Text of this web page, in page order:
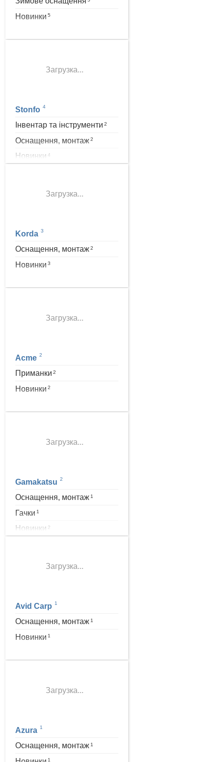
Новинки 5
Загрузка...
Stonfo 4
Інвентар та інструменти 2
Оснащення, монтаж2
Новинки 4
Загрузка...
Korda 3
Оснащення, монтаж2
Новинки 3
Загрузка...
Acme 2
Приманки 2
Новинки 2
Загрузка...
Gamakatsu 2
Оснащення, монтаж 1
Гачки 1
Новинки 2
Загрузка...
Avid Carp 1
Оснащення, монтаж 1
Новинки 1
Загрузка...
Azura 1
Оснащення, монтаж 1
1